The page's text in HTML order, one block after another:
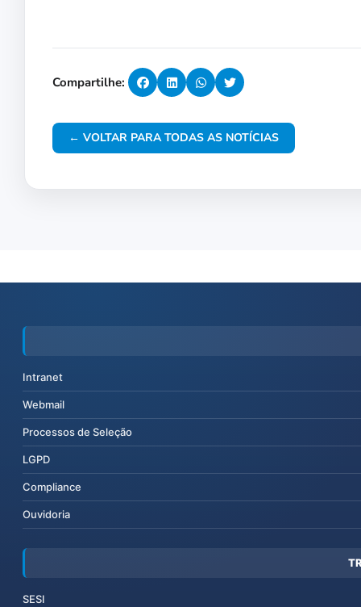
Compartilhe:
← VOLTAR PARA TODAS AS NOTÍCIAS
Intranet
Webmail
Processos de Seleção
LGPD
Compliance
Ouvidoria
SESI